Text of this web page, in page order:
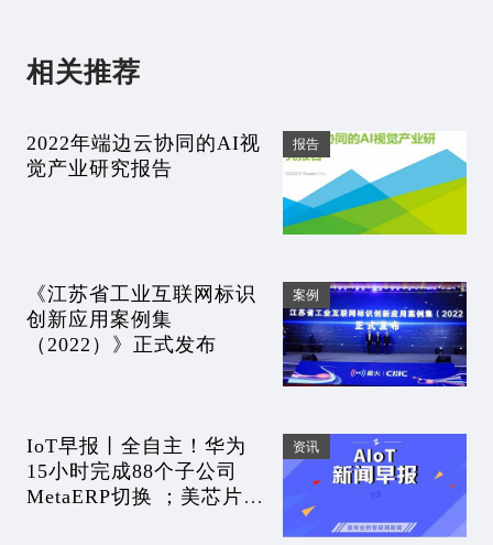
相关推荐
2022年端边云协同的AI视
觉产业研究报告
报告
《江苏省工业互联网标识
创新应用案例集
（2022）》正式发布
案例
IoT早报丨全自主！华为
15小时完成88个子公司
MetaERP切换 ；美芯片巨
资讯